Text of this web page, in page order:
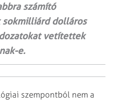
számító
dolláros
vetítettek
e.
szempontból nem a